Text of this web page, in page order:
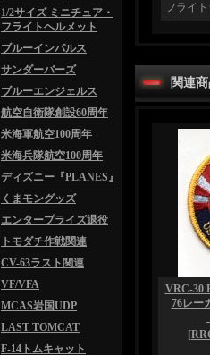
1/2サイズ ミニチュア・
フライトヘルメット
ブルーインパルス
サンダーバーズ
ブルーエンジェルス
航空自衛隊創設60周年
米海軍航空100周年
米海兵隊航空100周年
ディズニー『PLANES』
くまモングッズ
エンタープライズ退役
トモダチ作戦関連
CV-63ラスト関連
VF/VFA
MCAS岩国UDP
LAST TOMCAT
F-14トムキャット
フライ
関連
VRC-30
76レー